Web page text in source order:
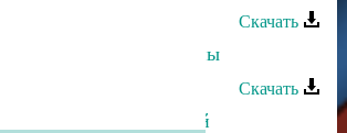
Скачать
- Мы неразлучны
Скачать
- Единственный